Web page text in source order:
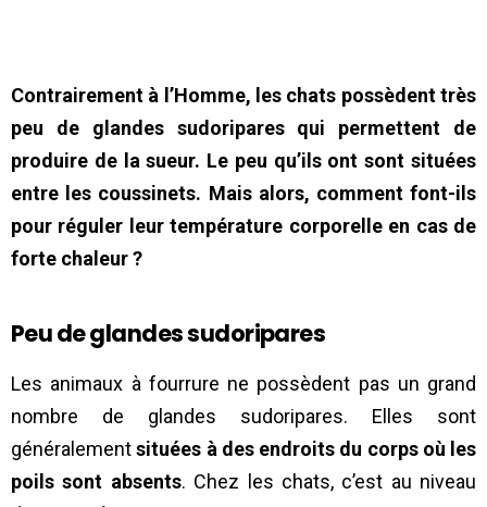
Contrairement à l’Homme, les chats possèdent très
peu de glandes sudoripares qui permettent de
produire de la sueur. Le peu qu’ils ont sont situées
entre les coussinets. Mais alors, comment font-ils
pour réguler leur température corporelle en cas de
forte chaleur ?
Peu de glandes sudoripares
Les animaux à fourrure ne possèdent pas un grand
nombre de glandes sudoripares. Elles sont
généralementsituées à des endroits du corps où les
poils sont absents. Chez les chats, c’est au niveau